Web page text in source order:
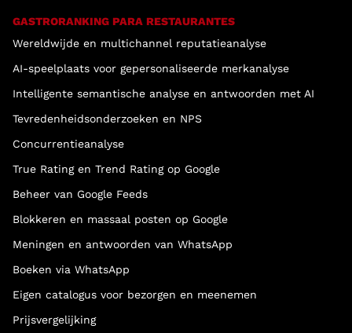
GASTRORANKING PARA RESTAURANTES
Wereldwijde en multichannel reputatieanalyse
AI-speelplaats voor gepersonaliseerde merkanalyse
Intelligente semantische analyse en antwoorden met AI
Tevredenheidsonderzoeken en NPS
Concurrentieanalyse
True Rating en Trend Rating op Google
Beheer van Google Feeds
Blokkeren en massaal posten op Google
Meningen en antwoorden van WhatsApp
Boeken via WhatsApp
Eigen catalogus voor bezorgen en meenemen
Prijsvergelijking